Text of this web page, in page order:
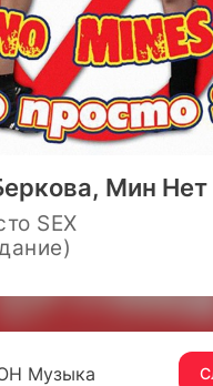
Мин Нет
SEX
Музыка